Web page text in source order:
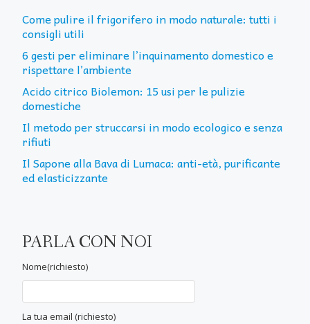
Come pulire il frigorifero in modo naturale: tutti i
consigli utili
6 gesti per eliminare l’inquinamento domestico e
rispettare l’ambiente
Acido citrico Biolemon: 15 usi per le pulizie
domestiche
Il metodo per struccarsi in modo ecologico e senza
rifiuti
Il Sapone alla Bava di Lumaca: anti-età, purificante
ed elasticizzante
PARLA CON NOI
Nome(richiesto)
La tua email (richiesto)